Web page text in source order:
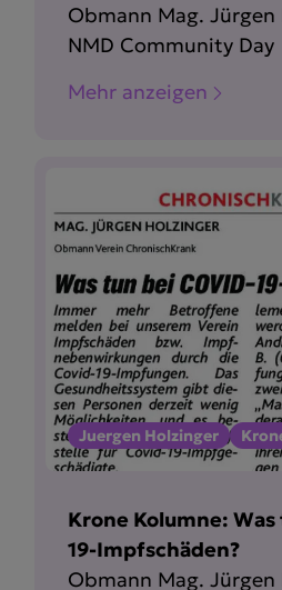
Obmann Mag.
NMD Community Day
Mehr anzeigen
Juergen Holzinger
Krone Kolumne:
19-Impfschäden?
Obmann Mag.